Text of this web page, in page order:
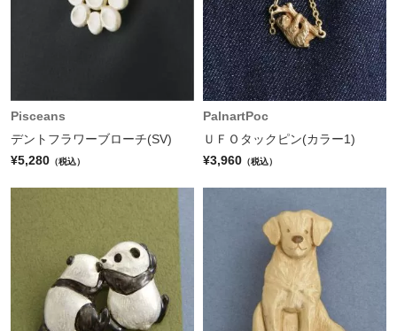
Pisceans
デントフラワーブローチ(SV)
¥5,280 （税込）
PalnartPoc
ＵＦＯタックピン(カラー1)
¥3,960 （税込）